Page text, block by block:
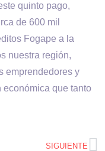
quinto pago,
de 600 mil
Fogape a la
nuestra región,
emprendedores y
que tanto
SIGUIENTE